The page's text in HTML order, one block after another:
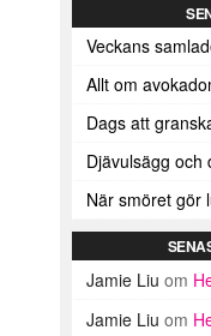
Veckans
Allt om
Djävulsägg och
Jamie Liu om
Jamie Liu om